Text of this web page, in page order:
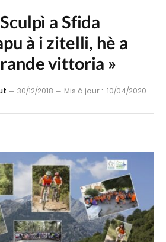
a Sfida
à i zitelli, hè a
vittoria »
30/12/2018 Mis à jour : 10/04/2020